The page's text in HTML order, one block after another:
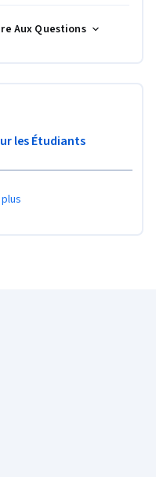
Aux Questions
les Étudiants